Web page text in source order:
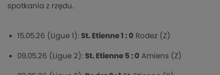
spotkania z rzędu.
15.05.26 (Ligue 1): St. Etienne 1 : 0 Rodez (Z)
09.05.26 (Ligue 2): St. Etienne 5 : 0 Amiens (Z)